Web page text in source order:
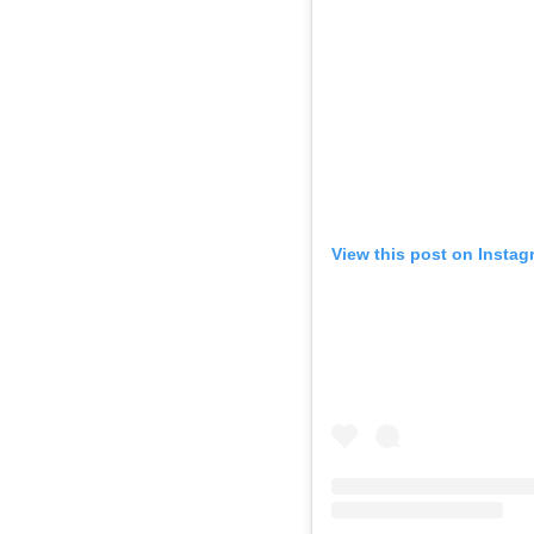
View this post on